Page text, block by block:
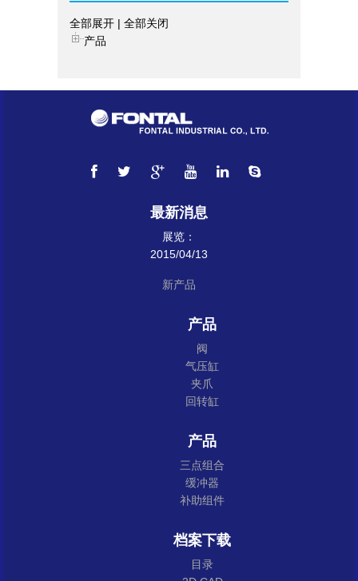
全部展开 | 全部关闭
产品
最新消息
展览：
2015/04/13
新产品
产品
阀
气压缸
夹爪
回转缸
产品
三点组合
缓冲器
补助组件
档案下载
目录